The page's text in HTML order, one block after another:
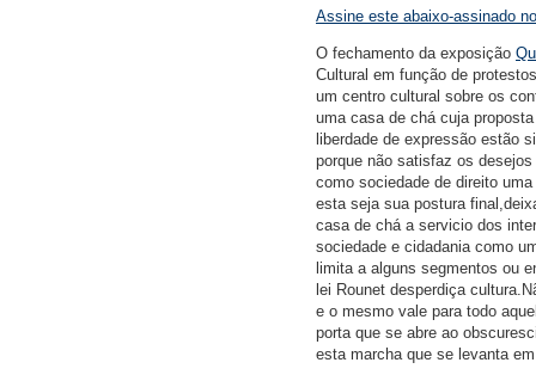
Assine este abaixo-assinado
O fechamento da exposição
Cultural em função de
um centro cultural sobre os
uma casa de chá cuja
liberdade de expressão estão
porque não satisfaz os
como sociedade de direito
esta seja sua postura
casa de chá a servicio dos
sociedade e cidadania como
limita a alguns segmentos ou
lei Rounet desperdiça
e o mesmo vale para todo
porta que se abre ao
esta marcha que se levanta